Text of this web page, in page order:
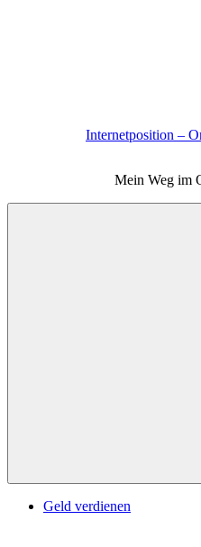
Internetposition –
Mein Weg im
Geld verdienen